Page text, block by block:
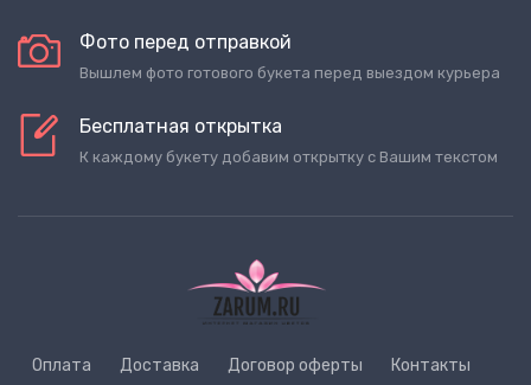
Фото перед отправкой
Вышлем фото готового букета перед выездом курьера
Бесплатная открытка
К каждому букету добавим открытку с Вашим текстом
Оплата Доставка Договор оферты
Контакты